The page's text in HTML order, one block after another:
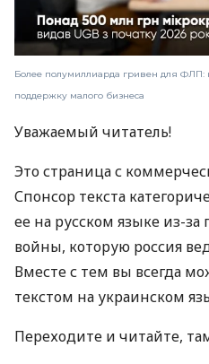
Более полумиллиарда гривен для ФЛП:
поддержку малого бизнеса
Уважаемый читатель!
Это страница с
Спонсор текста
ее на русском языке из-
войны, которую россия
Вместе с тем вы всегда
текстом на украинском
Переходите и читайте,